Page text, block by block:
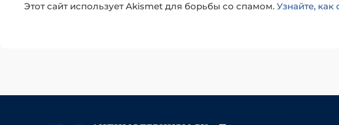
Этот сайт использует Akismet для борьбы со спамом. Узнайте,